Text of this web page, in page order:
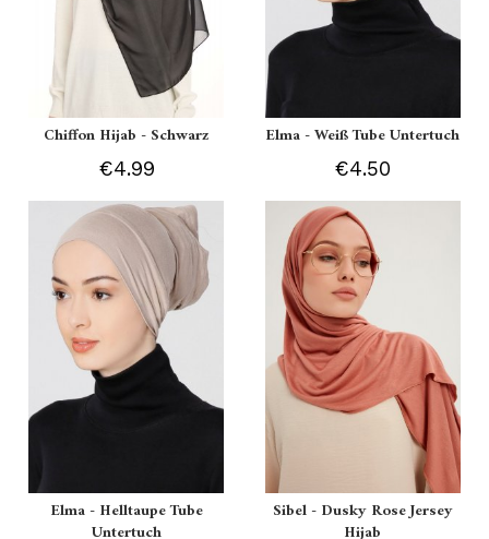
Chiffon Hijab - Schwarz
€4.99
Elma - Weiß Tube Untertuch
€4.50
Elma - Helltaupe Tube
Untertuch
Sibel - Dusky Rose Jersey
Hijab